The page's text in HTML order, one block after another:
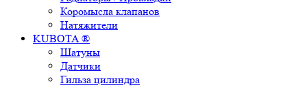
Коромысла клапанов
Натяжители
KUBOTA ®
Шатуны
Датчики
Гильза цилиндра